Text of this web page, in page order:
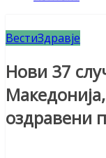
ВестиЗдравје
Нови 37
оздравени